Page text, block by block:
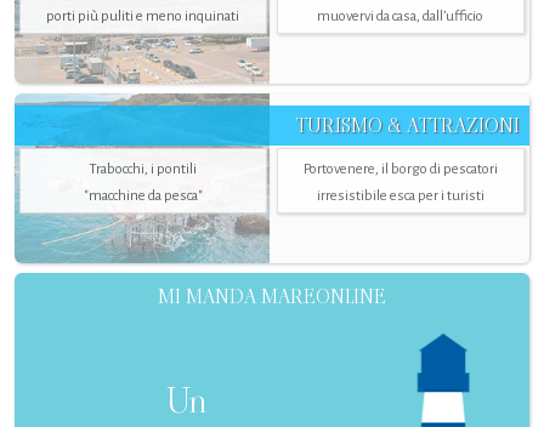
porti più puliti e meno inquinati
muovervi da casa, dall’ufficio
TURISMO & ATTRAZIONI
Trabocchi, i pontili
"macchine da pesca"
Portovenere, il borgo di pescatori
irresistibile esca per i turisti
MI MANDA MAREONLINE
Un